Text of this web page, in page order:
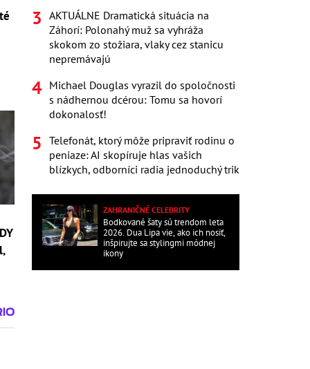
AKTUÁLNE Dramatická situácia na
Záhorí: Polonahý muž sa vyhráža
skokom zo stožiara, vlaky cez stanicu
nepremávajú
Michael Douglas vyrazil do spoločnosti
s nádhernou dcérou: Tomu sa hovorí
dokonalosť!
Telefonát, ktorý môže pripraviť rodinu o
peniaze: AI skopíruje hlas vašich
blízkych, odborníci radia jednoduchý trik
ZAHRANIČNÉ CELEBRITY
Bodkované šaty sú trendom leta
2026. Dua Lipa vie, ako ich nosiť,
inšpirujte sa stylingmi módnej
ikony